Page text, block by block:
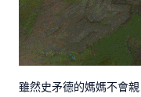
雖然史矛德的媽媽不會